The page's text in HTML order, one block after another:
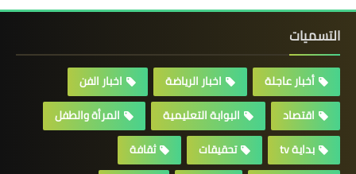
التسميات
أخبار عاجلة اخبار الرياضة
اخبار الفن
اقتصاد
البوابة التعليمية
المرأة والطفل
بداية tv
تحقيقات
ثقافة